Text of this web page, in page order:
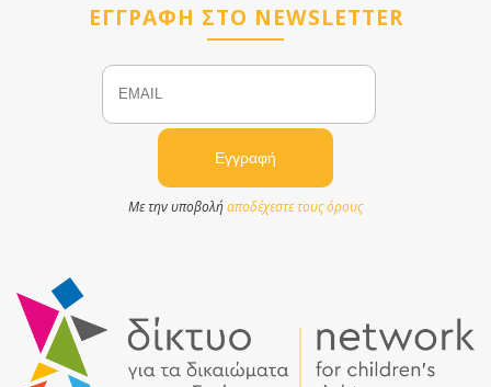
ΕΓΓΡΑΦΗ ΣΤΟ NEWSLETTER
Email
Με την υποβολήαποδέχεστε τους όρους